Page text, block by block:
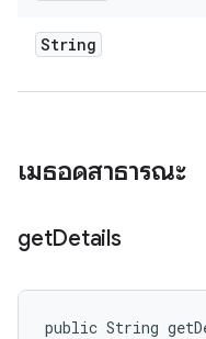
String
เมธอดสาธารณะ
getDetails
public String